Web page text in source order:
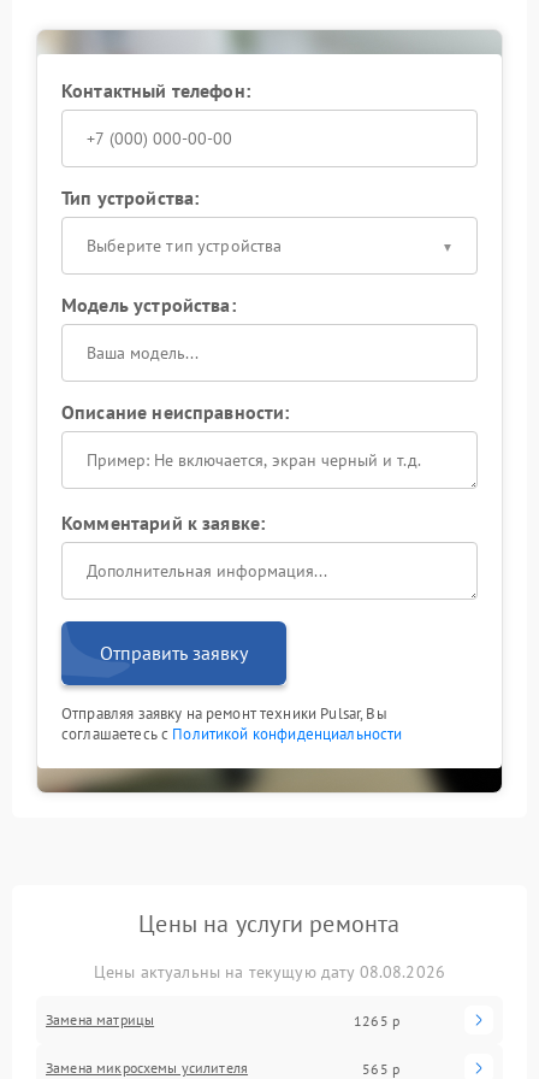
Сервисный центр Pulsar также рекомендует
оригинальные аксессуары и избегать резких
перепадов температуры, что положительно влияет
на стабильность работы сенсора.
Контактный телефон:
Тип устройства:
Выберите тип устройства
Модель устройства:
Описание неисправности:
Комментарий к заявке:
Отправить заявку
Отправляя заявку на ремонт техники Pulsar, Вы
соглашаетесь с Политикой конфиденциальности
Цены на услуги ремонта
Цены актуальны на текущую дату 08.08.2026
Замена матрицы 1265 р
Замена микросхемы усилителя 565 р